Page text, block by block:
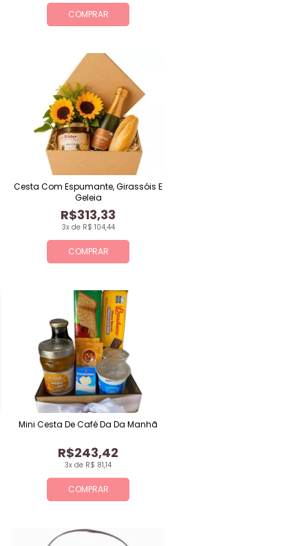
COMPRAR
COMPRAR
3x de R$ 104,44
R$313,33
Cesta Com Espumante, Girassóis E
Geleia
COMPRAR
3x de R$ 81,14
R$243,42
Mini Cesta De Café Da Da Manhã